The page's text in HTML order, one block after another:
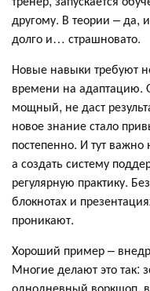
другому. В теории – да,
долго и… страшновато.
Новые навыки требуют
времени на адаптацию.
мощный, не даст
новое знание стало
постепенно. И тут важно
а создать систему
регулярную практику.
блокнотах и
проникают.
Хороший пример –
Многие делают это так: